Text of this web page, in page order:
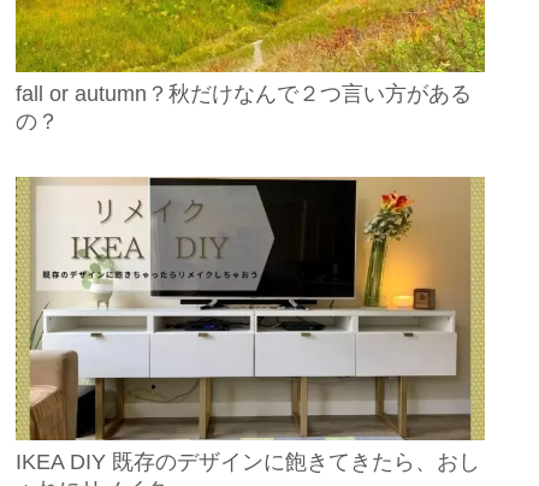
fall or autumn？秋だけなんで２つ言い方がある
の？
IKEA DIY 既存のデザインに飽きてきたら、おし